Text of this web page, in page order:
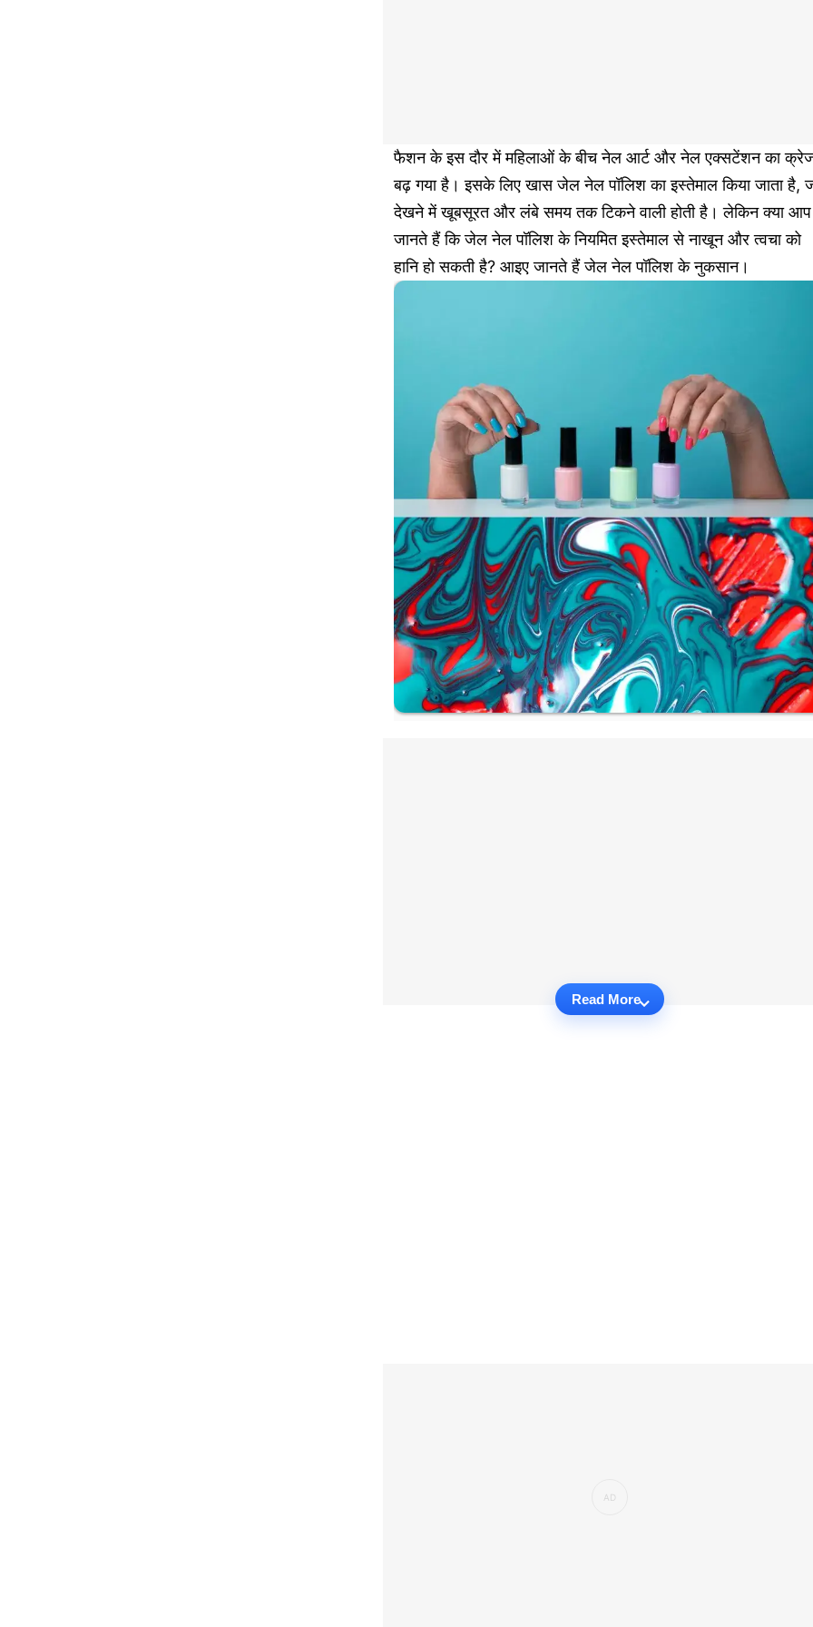
फैशन के इस दौर में महिलाओं के बीच नेल आर्ट और नेल एक्सटेंशन का
बढ़ गया है। इसके लिए खास जेल नेल पॉलिश का इस्तेमाल किया जाता है,
देखने में खूबसूरत और लंबे समय तक टिकने वाली होती है। लेकिन क्या आप
जानते हैं कि जेल नेल पॉलिश के नियमित इस्तेमाल से नाखून और त्वचा को
हानि हो सकती है? आइए जानते हैं जेल नेल पॉलिश के नुकसान।
Read More